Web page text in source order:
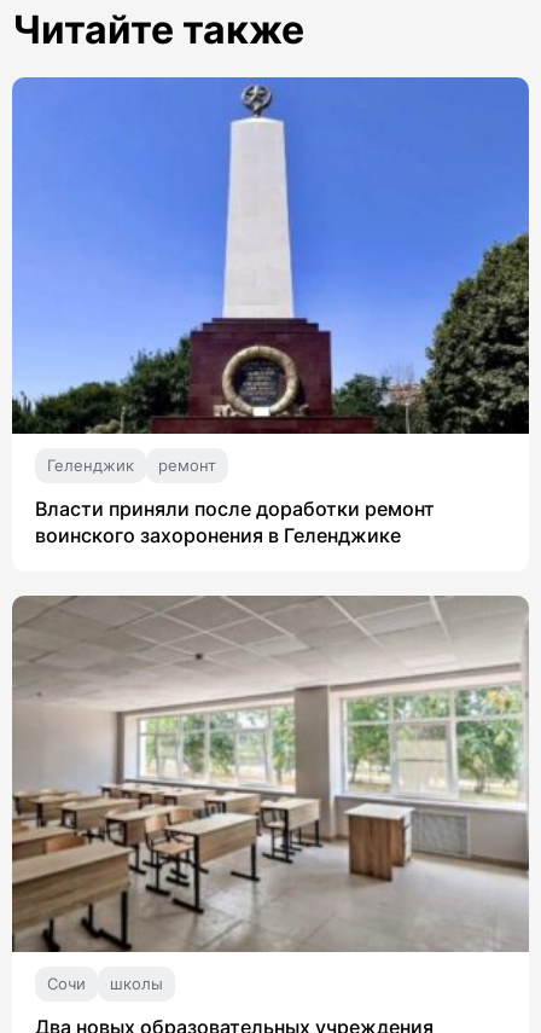
Читайте также
Геленджик ремонт
Власти приняли после доработки ремонт
воинского захоронения в Геленджике
Сочи школы
Два новых образовательных учреждения